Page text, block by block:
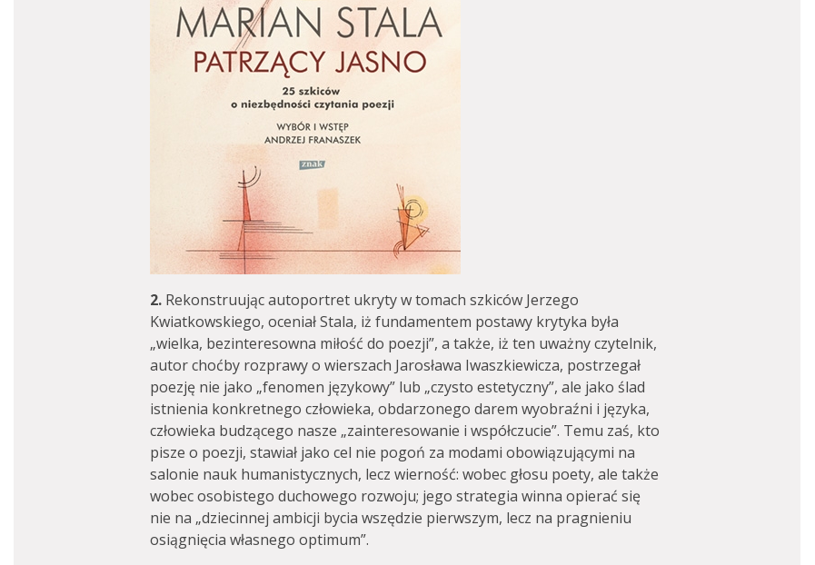
2. Rekonstruując autoportret ukryty w tomach szkiców Jerzego
Kwiatkowskiego, oceniał Stala, iż fundamentem postawy krytyka była
„wielka, bezinteresowna miłość do poezji”, a także, iż ten uważny czytelnik,
autor choćby rozprawy o wierszach Jarosława Iwaszkiewicza, postrzegał
poezję nie jako „fenomen językowy” lub „czysto estetyczny”, ale jako ślad
istnienia konkretnego człowieka, obdarzonego darem wyobraźni i języka,
człowieka budzącego nasze „zainteresowanie i współczucie”. Temu zaś, kto
pisze o poezji, stawiał jako cel nie pogoń za modami obowiązującymi na
salonie nauk humanistycznych, lecz wierność: wobec głosu poety, ale także
wobec osobistego duchowego rozwoju; jego strategia winna opierać się
nie na „dziecinnej ambicji bycia wszędzie pierwszym, lecz na pragnieniu
osiągnięcia własnego optimum”.